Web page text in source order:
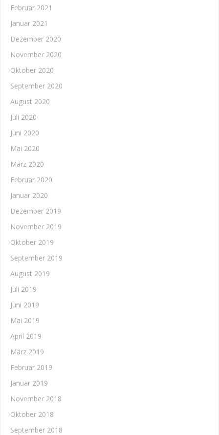
Februar 2021
Januar 2021
Dezember 2020
November 2020
Oktober 2020
September 2020
August 2020
Juli 2020
Juni 2020
Mai 2020
März 2020
Februar 2020
Januar 2020
Dezember 2019
November 2019
Oktober 2019
September 2019
August 2019
Juli 2019
Juni 2019
Mai 2019
April 2019
März 2019
Februar 2019
Januar 2019
November 2018
Oktober 2018
September 2018